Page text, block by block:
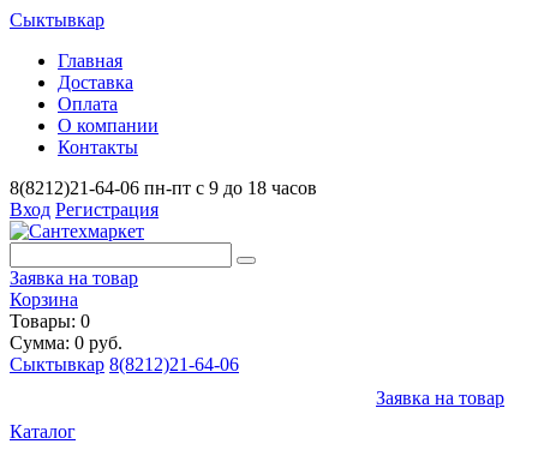
Сыктывкар
Главная
Доставка
Оплата
О компании
Контакты
8(8212)21-64-06 пн-пт с 9 до 18 часов
Вход Регистрация
Заявка на товар
Корзина
Товары: 0
Сумма: 0 руб.
Сыктывкар 8(8212)21-64-06
Заявка на товар
Каталог